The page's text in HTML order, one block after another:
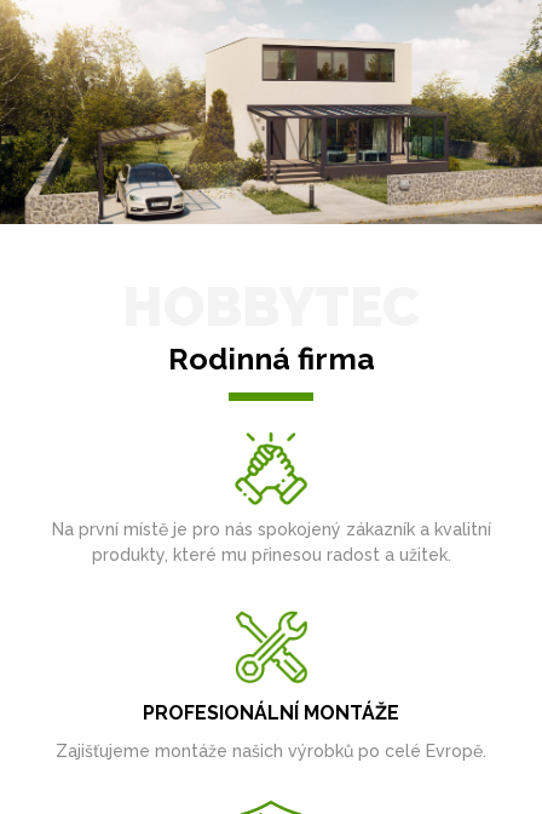
Rodinná firma
Na první místě je pro nás spokojený zákazník a kvalitní
produkty, které mu přinesou radost a užitek.
PROFESIONÁLNÍ MONTÁŽE
Zajišťujeme montáže našich výrobků po celé Evropě.